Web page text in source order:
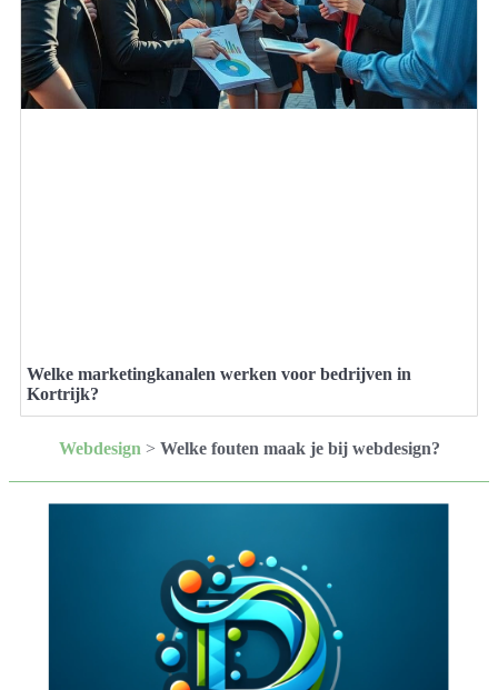
Welke marketingkanalen werken voor bedrijven in
Kortrijk?
Webdesign > Welke fouten maak je bij webdesign?